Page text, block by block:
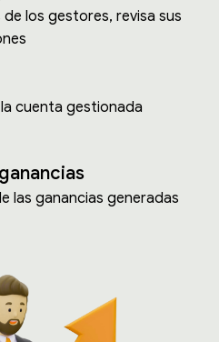
los gestores, revisa sus
cuenta gestionada
las ganancias generadas